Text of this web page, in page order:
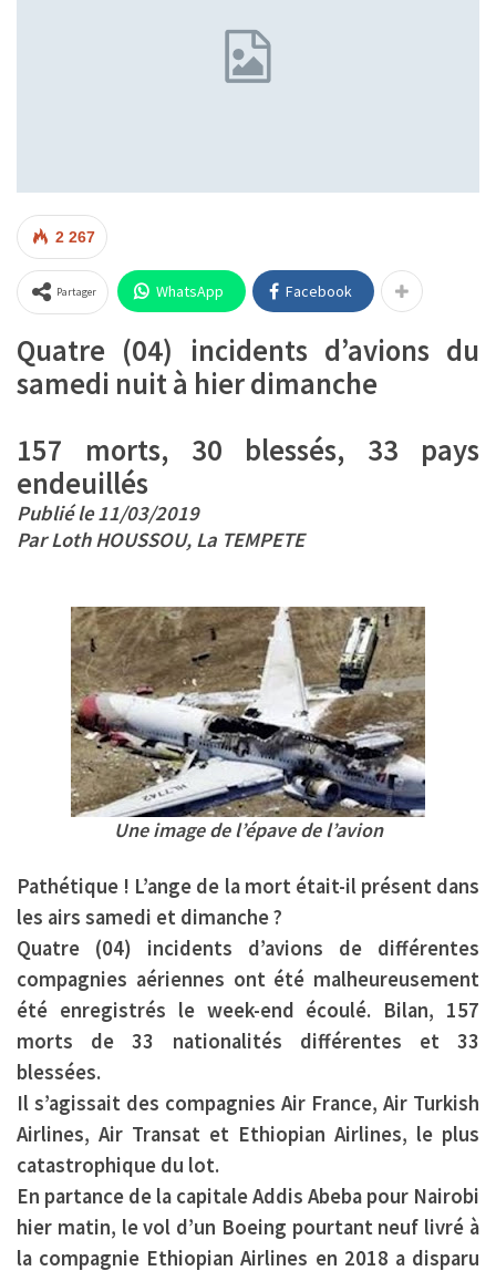
2 267
Partager WhatsApp Facebook
Quatre (04) incidents d’avions du
samedi nuit à hier dimanche
157 morts, 30 blessés, 33 pays
endeuillés
Publié le 11/03/2019
Par Loth HOUSSOU, La TEMPETE
Une image de l’épave de l’avion
Pathétique ! L’ange de la mort était-il présent dans
les airs samedi et dimanche ?
Quatre (04) incidents d’avions de différentes
compagnies aériennes ont été malheureusement
été enregistrés le week-end écoulé. Bilan, 157
morts de 33 nationalités différentes et 33
blessées.
Il s’agissait des compagnies Air France, Air Turkish
Airlines, Air Transat et Ethiopian Airlines, le plus
catastrophique du lot.
En partance de la capitale Addis Abeba pour Nairobi
hier matin, le vol d’un Boeing pourtant neuf livré à
la compagnie Ethiopian Airlines en 2018 a disparu